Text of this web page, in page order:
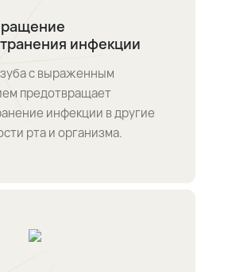
инфекции
с выраженным
предотвращает
инфекции в другие
рта и организма.